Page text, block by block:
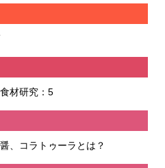
材研究：5
、コラトゥーラとは？